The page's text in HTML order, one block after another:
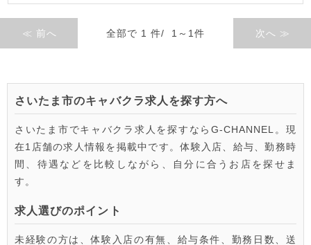
≪ 前へ 全部で 1 件/ 1～1件 次へ ≫
さいたま市のキャバクラ求人を探す方へ
さいたま市でキャバクラ求人を探すならG-CHANNEL。現
在1店舗の求人情報を掲載中です。体験入店、給与、勤務時
間、待遇などを比較しながら、自分に合うお店を探せま
す。
求人選びのポイント
未経験の方は、体験入店の有無、給与条件、勤務日数、送